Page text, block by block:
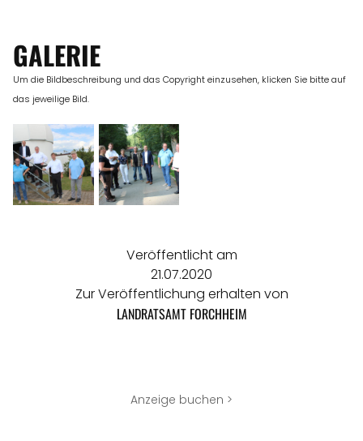
GALERIE
Um die Bildbeschreibung und das Copyright einzusehen, klicken Sie bitte auf
das jeweilige Bild.
Veröffentlicht am
21.07.2020
Zur Veröffentlichung erhalten von
LANDRATSAMT FORCHHEIM
Anzeige buchen >